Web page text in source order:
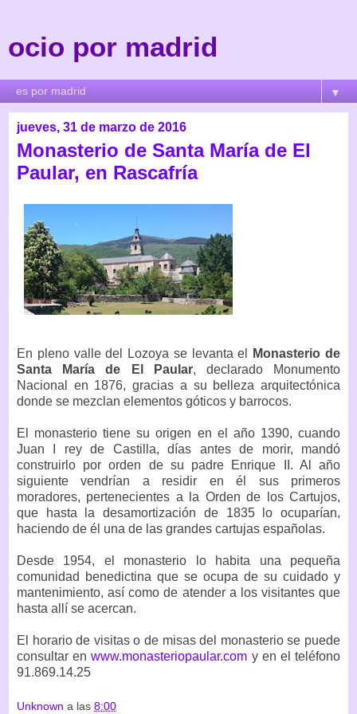
ocio por madrid
▼
jueves, 31 de marzo de 2016
Monasterio de Santa María de El
Paular, en Rascafría
En pleno valle del Lozoya se levanta el
Monasterio de
Santa María de El Paular, declarado Monumento
Nacional en 1876, gracias a su belleza arquitectónica
donde se mezclan elementos góticos y barrocos.
El monasterio tiene su origen en el año 1390, cuando
Juan I rey de Castilla, días antes de morir, mandó
construirlo por orden de su padre Enrique II. Al año
siguiente vendrían a residir en él sus primeros
moradores, pertenecientes a la Orden de los Cartujos,
que hasta la desamortización de 1835 lo ocuparían,
haciendo de él una de las grandes cartujas españolas.
Desde 1954, el monasterio lo habita una pequeña
comunidad benedictina que se ocupa de su cuidado y
mantenimiento, así como de atender a los visitantes que
hasta allí se acercan.
El horario de visitas o de misas del monasterio se puede
consultar enwww.monasteriopaular.com y en el teléfono
91.869.14.25
Unknown a las 8:00